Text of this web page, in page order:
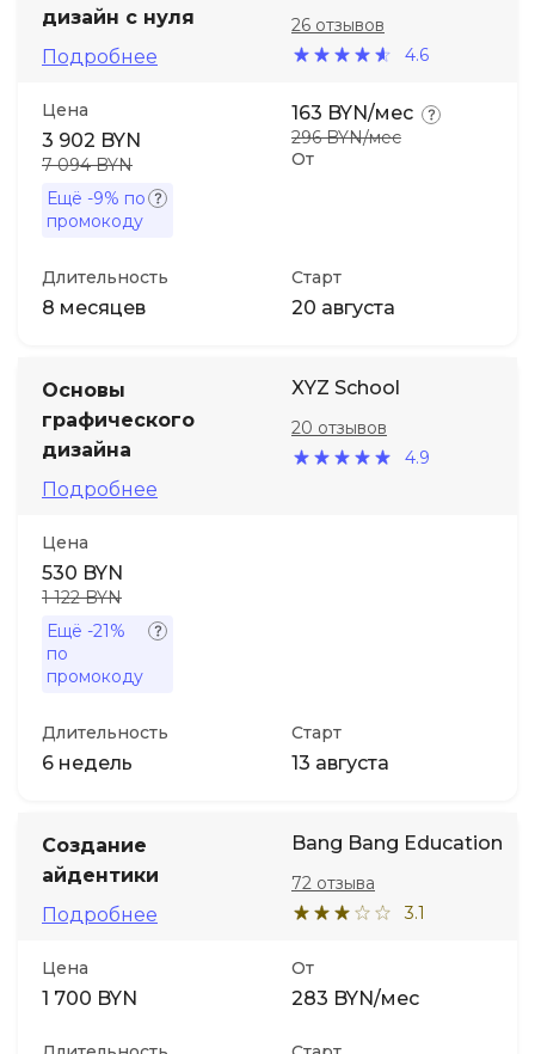
дизайн с нуля
Подробнее
4.6
26 отзывов
Цена
3 902 BYN
7 094 BYN
Ещё -9% по
промокоду
От
163 BYN/мес
296 BYN/мес
Длительность
8 месяцев
Старт
20 августа
Основы
графического
дизайна
Подробнее
XYZ School
4.9
20 отзывов
Цена
530 BYN
1 122 BYN
Ещё -21%
по
промокоду
Длительность
6 недель
Старт
13 августа
Создание
айдентики
Подробнее
Bang Bang Education
3.1
72 отзыва
Цена
1 700 BYN
От
283 BYN/мес